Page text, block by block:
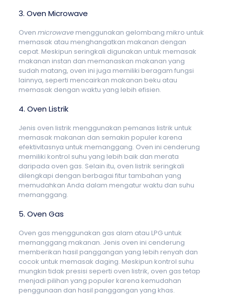
3. Oven Microwave
Oven microwavemenggunakan gelombang mikro untuk
memasak atau menghangatkan makanan dengan
cepat. Meskipun seringkali digunakan untuk memasak
makanan instan dan memanaskan makanan yang
sudah matang, oven ini juga memiliki beragam fungsi
lainnya, seperti mencairkan makanan beku atau
memasak dengan waktu yang lebih efisien.
4. Oven Listrik
Jenis oven listrik menggunakan pemanas listrik untuk
memasak makanan dan semakin populer karena
efektivitasnya untuk memanggang. Oven ini cenderung
memiliki kontrol suhu yang lebih baik dan merata
daripada oven gas. Selain itu, oven listrik seringkali
dilengkapi dengan berbagai fitur tambahan yang
memudahkan Anda dalam mengatur waktu dan suhu
memanggang.
5. Oven Gas
Oven gas menggunakan gas alam atau LPG untuk
memanggang makanan. Jenis oven ini cenderung
memberikan hasil panggangan yang lebih renyah dan
cocok untuk memasak daging. Meskipun kontrol suhu
mungkin tidak presisi seperti oven listrik, oven gas tetap
menjadi pilihan yang populer karena kemudahan
penggunaan dan hasil panggangan yang khas.